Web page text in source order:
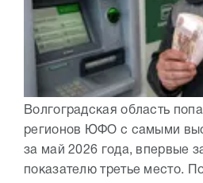
Волгоградская область
регионов ЮФО с самыми
за май 2026 года, впервые
показателю третье место.